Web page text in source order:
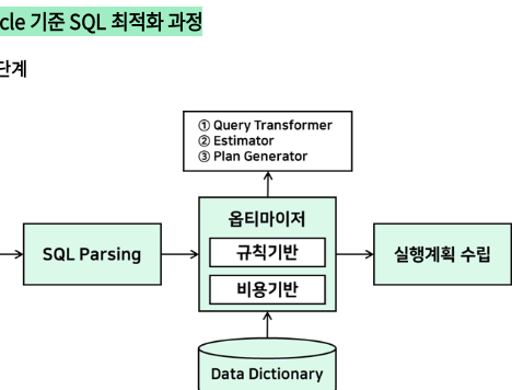
기준 SQL 최적화 과정
계